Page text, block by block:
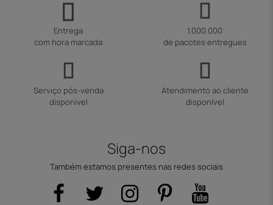
Entrega
com hora marcada
1.000.000
de pacotes entregues
Serviço pós-venda
disponível
Atendimento ao cliente
disponível
Siga-nos
Também estamos presentes nas redes sociais